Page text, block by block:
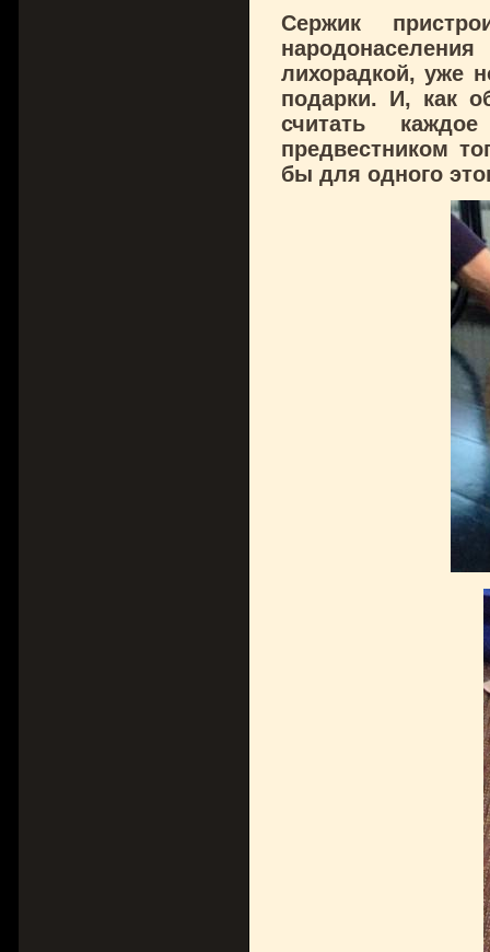
Сержик
лихорадкой, уже
подарки. И, как
считать
предвестником
бы для одного